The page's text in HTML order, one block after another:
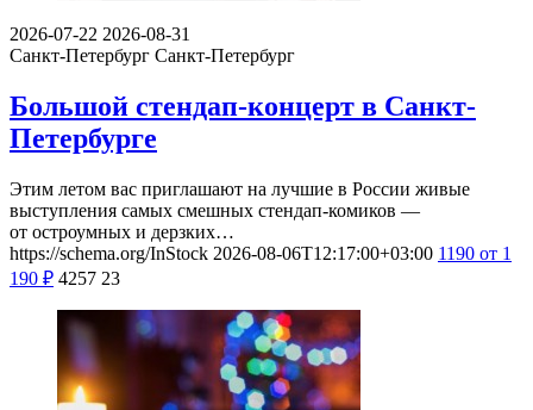
2026-07-22 2026-08-31
Санкт-Петербург Санкт-Петербург
Большой стендап-концерт в Санкт-
Петербурге
Этим летом вас приглашают на лучшие в России живые
выступления самых смешных стендап-комиков —
от остроумных и дерзких…
https://schema.org/InStock 2026-08-06T12:17:00+03:00 1190 от 1
190 ₽ 4257 23